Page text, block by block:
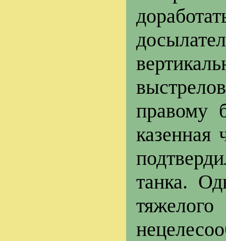
правому
казенная
танка.